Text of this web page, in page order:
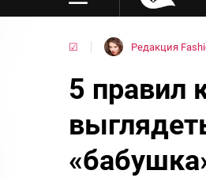
☑ Редакция
5 правил